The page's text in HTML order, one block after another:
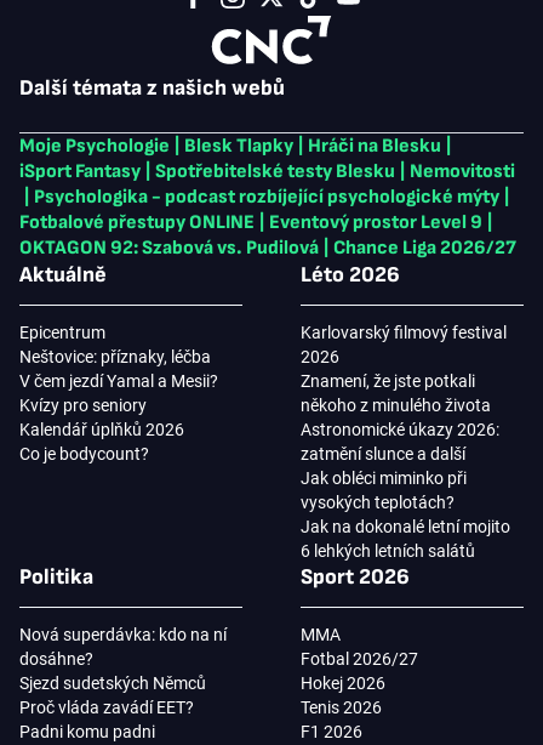
Další témata z našich webů
Moje Psychologie Blesk Tlapky Hráči na Blesku
iSport Fantasy
Spotřebitelské testy Blesku
Nemovitosti
Psychologika - podcast rozbíjející psychologické mýty
Fotbalové přestupy ONLINE
Eventový prostor Level 9
OKTAGON 92: Szabová vs. Pudilová
Chance Liga 2026/27
Aktuálně
Epicentrum
Neštovice: příznaky, léčba
V čem jezdí Yamal a Mesii?
Kvízy pro seniory
Kalendář úplňků 2026
Co je bodycount?
Léto 2026
Karlovarský filmový festival
2026
Znamení, že jste potkali
někoho z minulého života
Astronomické úkazy 2026:
zatmění slunce a další
Jak obléci miminko při
vysokých teplotách?
Jak na dokonalé letní mojito
6 lehkých letních salátů
Politika
Nová superdávka: kdo na ní
dosáhne?
Sjezd sudetských Němců
Proč vláda zavádí EET?
Padni komu padni
Sport 2026
MMA
Fotbal 2026/27
Hokej 2026
Tenis 2026
F1 2026